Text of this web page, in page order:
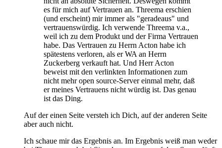
es für mich auf Vertrauen an. Threema erschien
(und erscheint) mir immer als "geradeaus" und
vertrauenswürdig. Ich verwende Threema v.a.,
weil ich zu dem Produkt und der Firma Vertrauen
habe. Das Vertrauen zu Herrn Acton habe ich
spätestens verloren, als er WA an Herrn
Zuckerberg verkauft hat. Und Herr Acton
beweist mit den verlinkten Informationen zum
nicht mehr open source-Server einmal mehr, daß
er meines Vertrauens nicht würdig ist. Das genau
ist das Ding.
Auf der einen Seite versteh ich Dich, auf der anderen Seite
aber auch nicht.
Ich schaue mir das Ergebnis an. Im Ergebnis weiß man weder